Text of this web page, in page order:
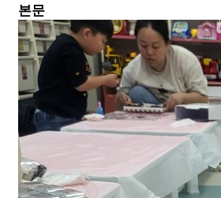
본문